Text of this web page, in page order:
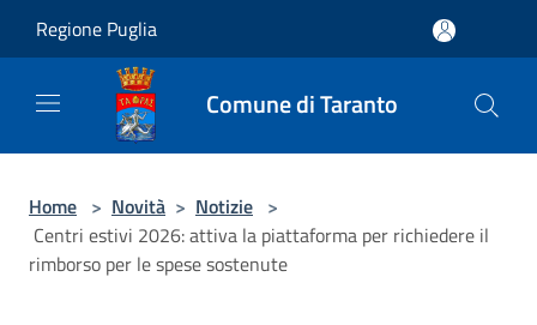
Regione Puglia
Comune di Taranto
Home > Novità > Notizie >
Centri estivi 2026: attiva la piattaforma per richiedere il
rimborso per le spese sostenute